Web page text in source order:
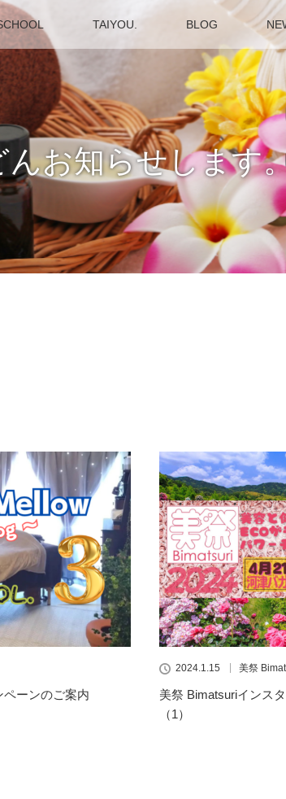
TAIYOU. BLOG
んお知らせします
ペーンのご案内
2024.1.15 美祭
美祭 Bimatsuriインス
（1）